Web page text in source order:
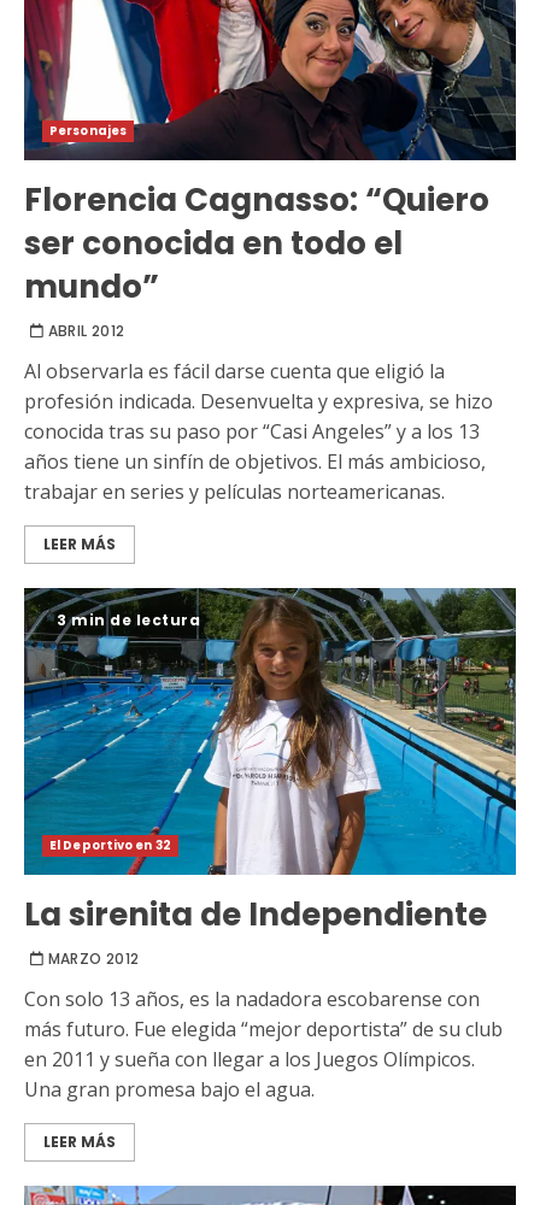
Personajes
Florencia Cagnasso: “Quiero
ser conocida en todo el
mundo”
ABRIL 2012
Al observarla es fácil darse cuenta que eligió la
profesión indicada. Desenvuelta y expresiva, se hizo
conocida tras su paso por “Casi Angeles” y a los 13
años tiene un sinfín de objetivos. El más ambicioso,
trabajar en series y películas norteamericanas.
LEER MÁS
3 min de lectura
El Deportivo en 32
La sirenita de Independiente
MARZO 2012
Con solo 13 años, es la nadadora escobarense con
más futuro. Fue elegida “mejor deportista” de su club
en 2011 y sueña con llegar a los Juegos Olímpicos.
Una gran promesa bajo el agua.
LEER MÁS